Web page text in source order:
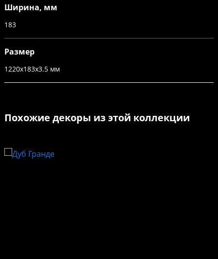
Ширина, мм
183
Размер
1220х183х3.5 мм
Похожие декоры из этой коллекции